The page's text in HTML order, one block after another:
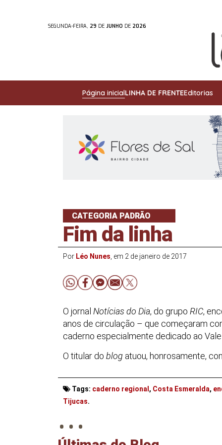
SEGUNDA-FEIRA, 29 DE JUNHO DE 2026
Página inicialLINHA DE FRENTEEditorias
CATEGORIA PADRÃO
Fim da linha
Por Léo Nunes , em 2 de janeiro de 2017
O jornal Notícias do Dia, do grupo RIC,
anos de circulação – que começaram
caderno especialmente dedicado ao
O titular do blog atuou, honrosamente,
Tags: caderno regional, Costa Esmeralda,
Tijucas.
. . .